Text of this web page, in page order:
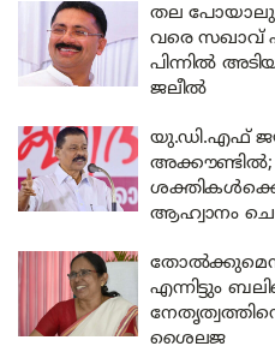
തല പോയാലും
വരെ സഖാവ്
പിന്നിൽ
ജലീൽ
യു.ഡി.എഫ്
അക്കൗണ്ടിൽ;
ആഹ്വാനം
എന്നിട്ടും
ശൈലജ